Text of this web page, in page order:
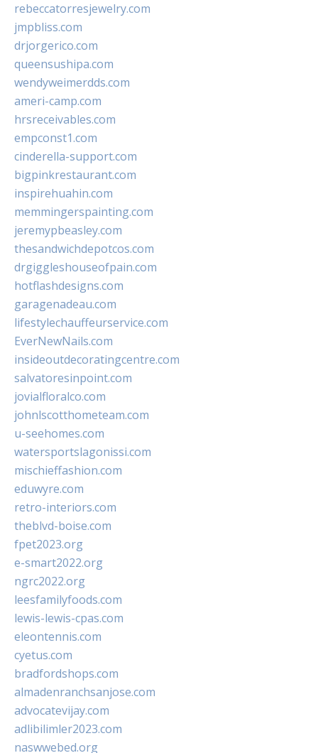
rebeccatorresjewelry.com
jmpbliss.com
drjorgerico.com
queensushipa.com
wendyweimerdds.com
ameri-camp.com
hrsreceivables.com
empconst1.com
cinderella-support.com
bigpinkrestaurant.com
inspirehuahin.com
memmingerspainting.com
jeremypbeasley.com
thesandwichdepotcos.com
drgiggleshouseofpain.com
hotflashdesigns.com
garagenadeau.com
lifestylechauffeurservice.com
EverNewNails.com
insideoutdecoratingcentre.com
salvatoresinpoint.com
jovialfloralco.com
johnlscotthometeam.com
u-seehomes.com
watersportslagonissi.com
mischieffashion.com
eduwyre.com
retro-interiors.com
theblvd-boise.com
fpet2023.org
e-smart2022.org
ngrc2022.org
leesfamilyfoods.com
lewis-lewis-cpas.com
eleontennis.com
cyetus.com
bradfordshops.com
almadenranchsanjose.com
advocatevijay.com
adlibilimler2023.com
naswwebed.org